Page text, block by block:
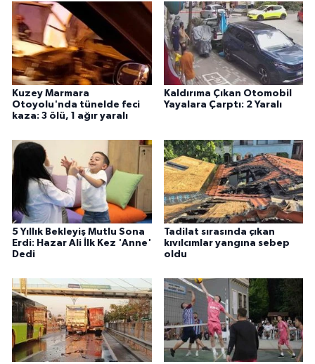
Kuzey Marmara
Otoyolu'nda tünelde feci
kaza: 3 ölü, 1 ağır yaralı
Kaldırıma Çıkan Otomobil
Yayalara Çarptı: 2 Yaralı
5 Yıllık Bekleyiş Mutlu Sona
Erdi: Hazar Ali İlk Kez 'Anne'
Dedi
Tadilat sırasında çıkan
kıvılcımlar yangına sebep
oldu